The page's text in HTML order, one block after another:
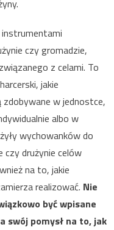
czy gromadzie,
z celami. To
jakie
w jednostce,
albo w
wychowanków do
czy drużynie celów
na to, jakie
realizować. Nie
być wpisane
swój pomysł na to, jak